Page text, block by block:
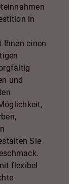
in
Ihnen einen
und
Sie
flexibel